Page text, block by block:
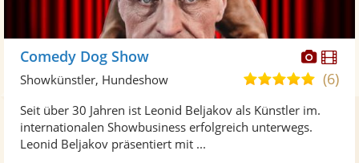
Fotos
Comedy Dog Show
5,0
5
(6)
Showkünstler, Hundeshow
Seit über 30 Jahren ist Leonid Beljakov als Künstler im.
internationalen Showbusiness erfolgreich unterwegs.
Leonid Beljakov präsentiert mit ...